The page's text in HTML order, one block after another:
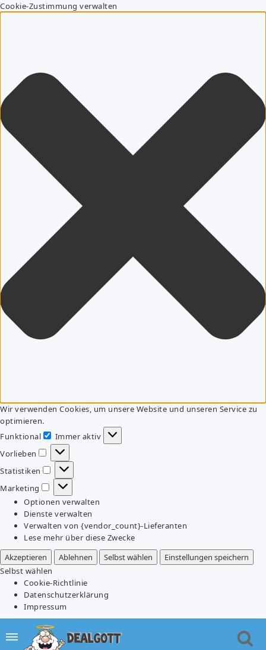
Cookie-Zustimmung verwalten
Wir verwenden Cookies, um unsere Website und unseren Service zu
optimieren.
Funktional
Funktional
Immer aktiv
Vorlieben
Vorlieben
Statistiken
Statistiken
Marketing
Marketing
Optionen verwalten
Dienste verwalten
Verwalten von {vendor_count}-Lieferanten
Lese mehr über diese Zwecke
Akzeptieren
Ablehnen Selbst wählen
Einstellungen speichern
Selbst wählen
Cookie-Richtlinie
Datenschutzerklärung
Impressum